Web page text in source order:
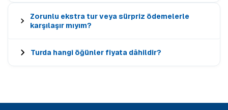
Zorunlu ekstra tur veya sürpriz ödemelerle
karşılaşır mıyım?
Turda hangi öğünler fiyata dâhildir?